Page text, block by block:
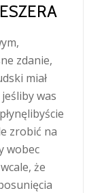
zdanie,
miał
was
zrobić na
wobec
że